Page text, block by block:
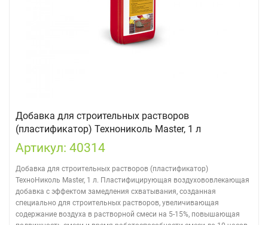
Добавка для строительных растворов
(пластификатор) Технониколь Master, 1 л
Артикул: 40314
Добавка для строительных растворов (пластификатор)
ТехноНиколь Master, 1 л. Пластифицирующая воздухововлекающая
добавка с эффектом замедления схватывания, созданная
специально для строительных растворов, увеличивающая
содержание воздуха в растворной смеси на 5-15%, повышающая